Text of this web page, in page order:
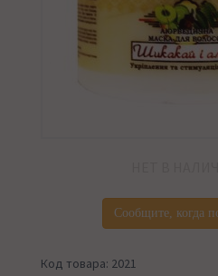
Сообщите, когда
Код товара: 2021